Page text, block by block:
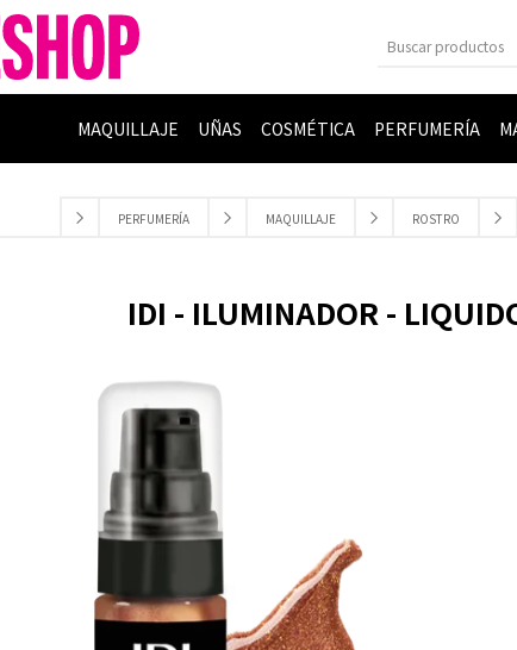
MAQUILLAJE UÑAS COSMÉTICA PERFUMERÍA
PERFUMERÍA MAQUILLAJE ROSTRO
IDI - ILUMINADOR -